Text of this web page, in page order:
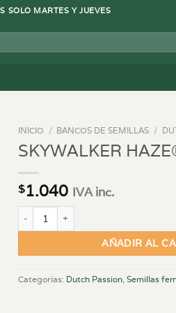
SOLO MARTES Y JUEVES
INICIO / BANCOS DE SEMILLAS /
SKYWALKER
$1.040 IVA inc.
AÑADIR AL
Categorías: Dutch Passion Semillas